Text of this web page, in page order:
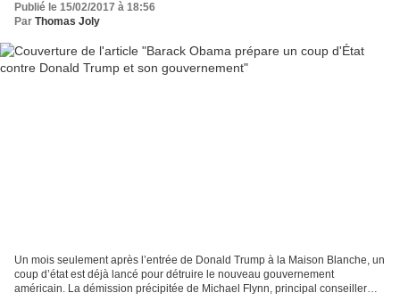
Publié le 15/02/2017 à 18:56
Par Thomas Joly
Un mois seulement après l’entrée de Donald Trump à la Maison Blanche, un
coup d’état est déjà lancé pour détruire le nouveau gouvernement
américain. La démission précipitée de Michael Flynn, principal conseiller